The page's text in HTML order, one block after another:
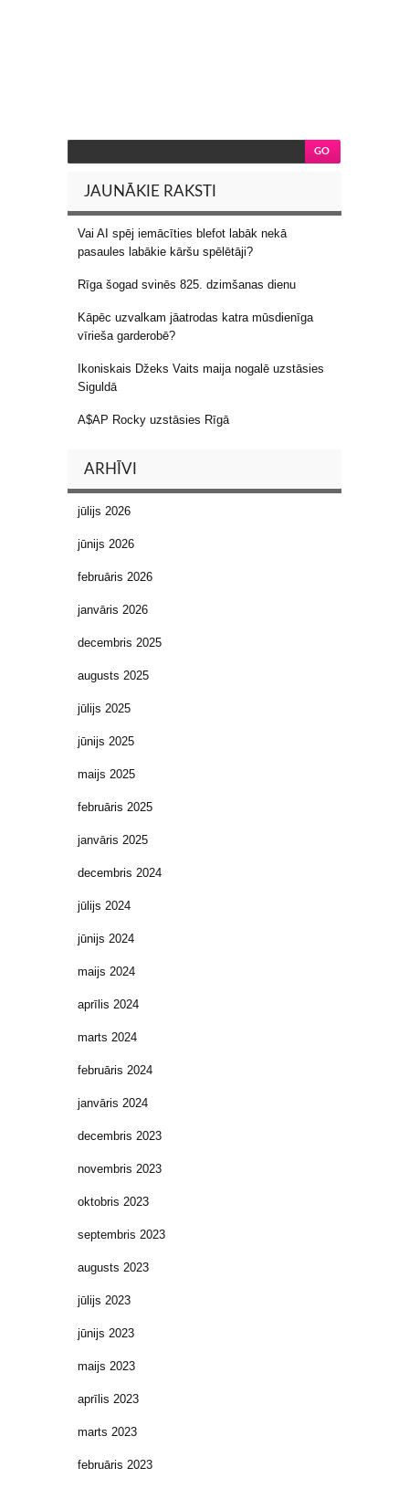
JAUNĀKIE RAKSTI
Vai AI spēj iemācīties blefot labāk nekā
pasaules labākie kāršu spēlētāji?
Rīga šogad svinēs 825. dzimšanas dienu
Kāpēc uzvalkam jāatrodas katra mūsdienīga
vīrieša garderobē?
Ikoniskais Džeks Vaits maija nogalē uzstāsies
Siguldā
A$AP Rocky uzstāsies Rīgā
ARHĪVI
jūlijs 2026
jūnijs 2026
februāris 2026
janvāris 2026
decembris 2025
augusts 2025
jūlijs 2025
jūnijs 2025
maijs 2025
februāris 2025
janvāris 2025
decembris 2024
jūlijs 2024
jūnijs 2024
maijs 2024
aprīlis 2024
marts 2024
februāris 2024
janvāris 2024
decembris 2023
novembris 2023
oktobris 2023
septembris 2023
augusts 2023
jūlijs 2023
jūnijs 2023
maijs 2023
aprīlis 2023
marts 2023
februāris 2023